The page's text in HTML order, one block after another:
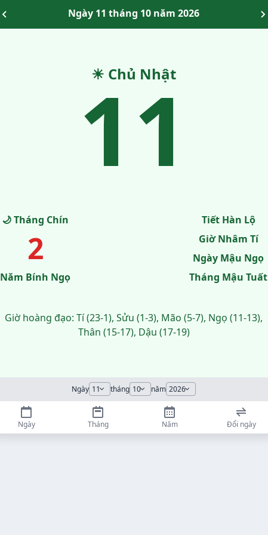
Ngày 11 tháng 10 năm 2026
☀ Chủ Nhật
11
🌙 Tháng Chín
2
Năm Bính Ngọ
Tiết Hàn Lộ
Giờ Nhâm Tí
Ngày Mậu Ngọ
Tháng Mậu Tuất
Giờ hoàng đạo: Tí (23-1), Sửu (1-3), Mão (5-7), Ngọ (11-13),
Thân (15-17), Dậu (17-19)
Ngày tháng năm
Ngày Tháng Năm Đổi ngày